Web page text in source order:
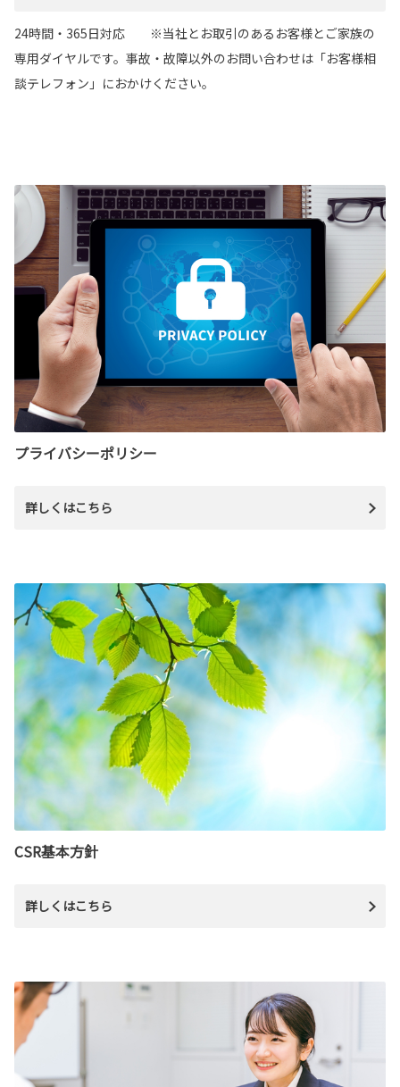
24時間・365日対応 ※当社とお取引のあるお客様とご家族の
専用ダイヤルです。事故・故障以外のお問い合わせは「お客様相
談テレフォン」におかけください。
プライバシーポリシー
詳しくはこちら
CSR基本方針
詳しくはこちら